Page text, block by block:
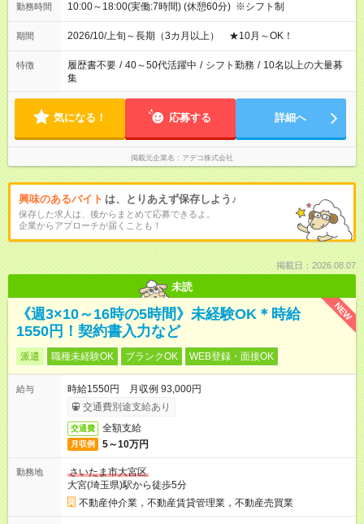
勤務時間 10:00～18:00(実働:7時間) (休憩60分) ※シフト制
期間 2026/10/上旬～長期（3カ月以上） ★10月～OK！
特徴 履歴書不要 / 40～50代活躍中 / シフト勤務 / 10名以上の大量募
集
気になる！ 応募する 詳細へ
掲載元企業名 アデコ株式会社
興味のあるバイト は、とりあえず保存しよう♪
保存した求人は、後からまとめて応募できるよ。
企業からアプローチが届くことも！
掲載日：2026.08.07
未読
NEW
《週3×10～16時の5時間》未経験OK＊時給
1550円！契約書入力など
派遣 職種未経験OK ブランクOK WEB登録・面接OK
給与
時給1550円 月収例 93,000円
交通費別途支給あり
交通費 全額支給
月収例 5～10万円
勤務地
さいたま市大宮区
大宮(埼玉県)駅から徒歩5分
不動産仲介業，不動産賃貸管理業，不動産売買業